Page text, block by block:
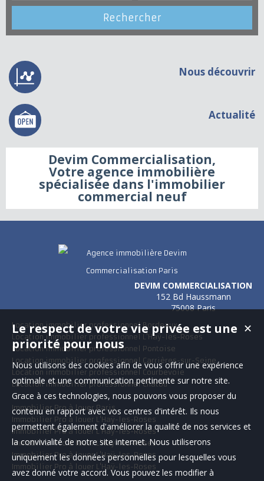
Nous découvrir
Actualité
Devim Commercialisation,
Votre agence immobilière
spécialisée dans l'immobilier
commercial neuf
DEVIM COMMERCIALISATION
152 Bd Haussmann
75008 Paris
Location immobilier professionnel Bordeaux
Location immobilier professionnel L'Haÿ-les-Roses
Location immobilier professionnel Pontoise
Location immobilier professionnel Carrières-sur-Seine
Location immobilier professionnel Courbevoie
Location immobilier professionnel Chatou
Immobilier Pro à louer Paris
Immobilier Pro à louer L'Haÿ-les-Roses
Immobilier Pro à louer L'Haÿ-les-Roses
Immobilier Pro à louer L'Haÿ-les-Roses
Immobilier Pro à louer L'Haÿ-les-Roses
Immobilier Pro à louer L'Haÿ-les-Roses
✕
Le respect de votre vie privée est une
priorité pour nous
Nous utilisons des cookies afin de vous offrir une expérience
optimale et une communication pertinente sur notre site.
Grace à ces technologies, nous pouvons vous proposer du
contenu en rapport avec vos centres d'intérêt. Ils nous
permettent également d'améliorer la qualité de nos services et
la convivialité de notre site internet. Nous utiliserons
uniquement les données personnelles pour lesquelles vous
avez donné votre accord. Vous pouvez les modifier à